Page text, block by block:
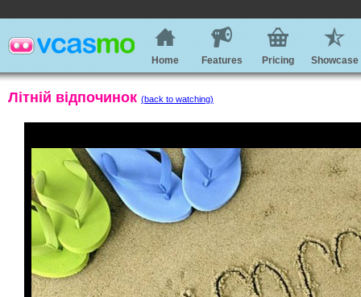
Home Features Pricing Showcase
Літній відпочинок (back to watching)